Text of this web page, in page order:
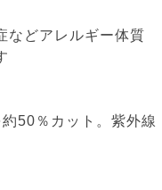
などアレルギー体質
50％カット。紫外線